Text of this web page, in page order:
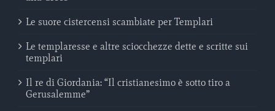
Le suore cistercensi scambiate per Templari
Le templaresse e altre sciocchezze dette e scritte sui
templari
Il re di Giordania: “Il cristianesimo è sotto tiro a
Gerusalemme”